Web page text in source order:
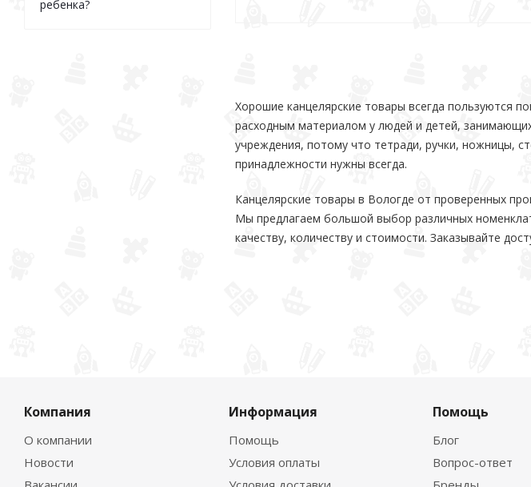
Хорошие канцелярские товары всегда пользуются
расходным материалом у людей и детей,
учреждения, потому что тетради, ручки, ножницы,
принадлежности нужны всегда.
Канцелярские товары в Вологде от проверенных
Мы предлагаем большой выбор различных
качеству, количеству и стоимости. Заказывайте
ребенка?
Компания
О компании
Новости
Информация
Помощь
Условия оплаты
Помощь
Блог
Вопрос-ответ